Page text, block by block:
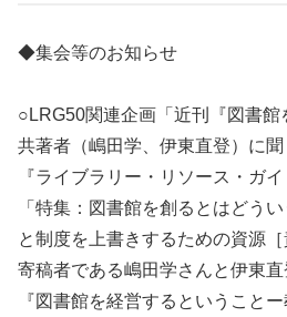
◆集会等のお知らせ
○LRG50関連企画「近刊『図書館
共著者（嶋田学、伊東直登）に聞
『ライブラリー・リソース・ガ
「特集：図書館を創るとはどう
と制度を上書きするための資源
寄稿者である嶋田学さんと伊東
『図書館を経営するということ